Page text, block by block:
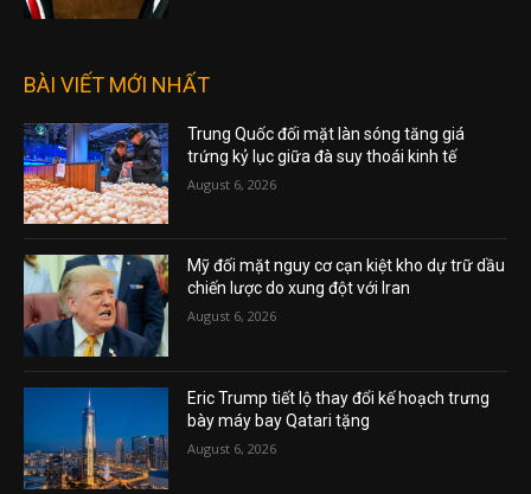
BÀI VIẾT MỚI NHẤT
Trung Quốc đối mặt làn sóng tăng giá
trứng kỷ lục giữa đà suy thoái kinh tế
August 6, 2026
Mỹ đối mặt nguy cơ cạn kiệt kho dự trữ dầu
chiến lược do xung đột với Iran
August 6, 2026
Eric Trump tiết lộ thay đổi kế hoạch trưng
bày máy bay Qatari tặng
August 6, 2026